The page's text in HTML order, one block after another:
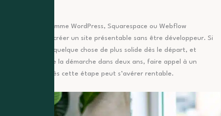
Des solutions comme WordPress, Squarespace ou Webflow
permettent de créer un site présentable sans être développeur. Si
vous souhaitez quelque chose de plus solide dès le départ, et
éviter de refaire la démarche dans deux ans, faire appel à un
professionnel dès cette étape peut s’avérer rentable.